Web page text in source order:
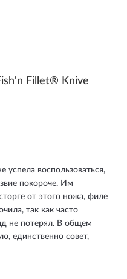
Fillet® Knive
воспользоваться,
покороче. Им
от этого ножа, филе
так как часто
не потерял. В общем
единственно совет,